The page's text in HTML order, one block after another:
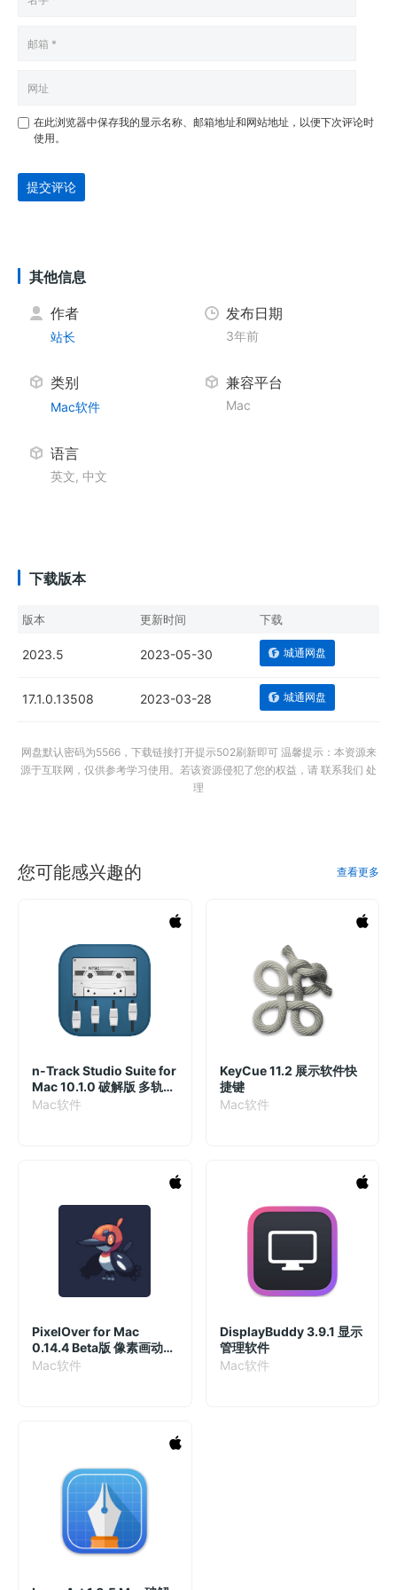
在此浏览器中保存我的显示名称、邮箱地址和网站地址，以便下次评论时
使用。
提交评论
其他信息
作者
站长
发布日期
3年前
类别
Mac软件
兼容平台
Mac
语言
英文, 中文
下载版本
版本 更新时间 下载
2023.5 2023-05-30 城通网盘
17.1.0.13508 2023-03-28 城通网盘
网盘默认密码为5566，下载链接打开提示502刷新即可 温馨提示：本资源来
源于互联网，仅供参考学习使用。若该资源侵犯了您的权益，请 联系我们 处
理
您可能感兴趣的 查看更多
n-Track Studio Suite for
Mac 10.1.0 破解版 多轨音
乐制作工具
Mac软件
KeyCue 11.2 展示软件快
捷键
Mac软件
PixelOver for Mac
0.14.4 Beta版 像素画动画
制作工具
Mac软件
DisplayBuddy 3.9.1 显示
管理软件
Mac软件